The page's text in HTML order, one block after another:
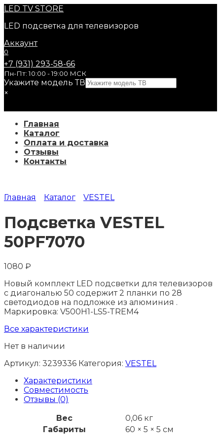
Перейти
содержанию
LED TV STORE
LED подсветка для телевизоров
Аккаунт
0
+7 (931) 293-58-66
Пн-Пт: 10:00 - 19:00 МСК
Укажите модель ТВ
×
Главная
Каталог
Оплата и доставка
Отзывы
Контакты
Главная Каталог VESTEL
Подсветка VESTEL
50PF7070
1080 ₽
Новый комплект LED подсветки для телевизоров
с диагональю 50 содержит 2 планки по 28
светодиодов на подложке из алюминия .
Маркировка: V500H1-LS5-TREM4
Все характеристики
Нет в наличии
Артикул: 3239336 Категория: VESTEL
Характеристики
Совместимость
Отзывы (0)
Вес
0,06 кг
Габариты
60 × 5 × 5 см